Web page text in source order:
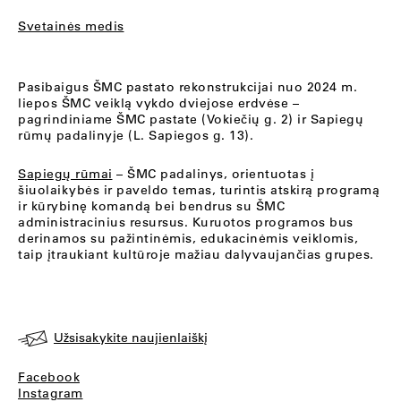
Svetainės medis
Pasibaigus ŠMC pastato rekonstrukcijai nuo 2024 m.
liepos ŠMC veiklą vykdo dviejose erdvėse –
pagrindiniame ŠMC pastate (Vokiečių g. 2) ir Sapiegų
rūmų padalinyje (L. Sapiegos g. 13).
Sapiegų rūmai – ŠMC padalinys, orientuotas į
šiuolaikybės ir paveldo temas, turintis atskirą programą
ir kūrybinę komandą bei bendrus su ŠMC
administracinius resursus. Kuruotos programos bus
derinamos su pažintinėmis, edukacinėmis veiklomis,
taip įtraukiant kultūroje mažiau dalyvaujančias grupes.
Užsisakykite naujienlaiškį
Facebook
Instagram